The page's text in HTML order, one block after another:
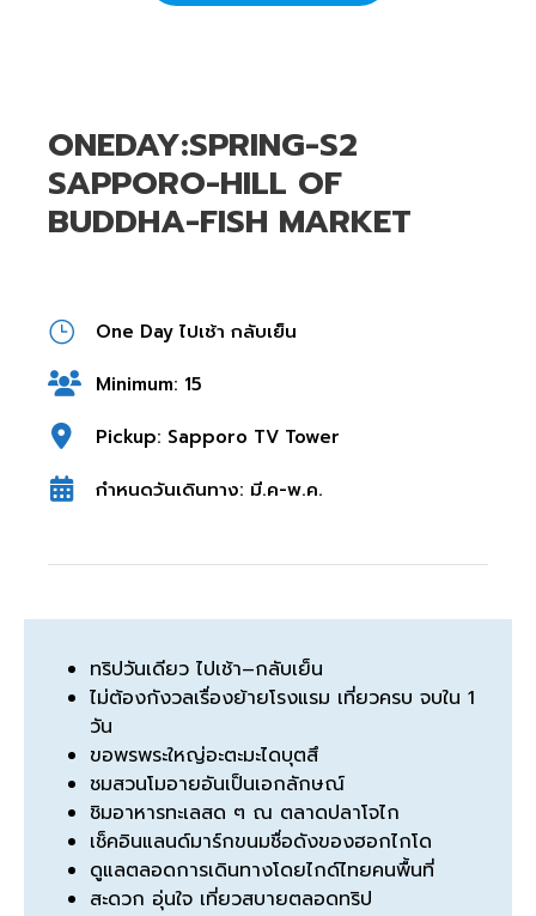
ONEDAY:SPRING-S2
SAPPORO-HILL OF
BUDDHA-FISH MARKET
One Day ไปเช้า กลับเย็น
Minimum: 15
Pickup: Sapporo TV Tower
กำหนดวันเดินทาง: มี.ค-พ.ค.
ทริปวันเดียว ไปเช้า–กลับเย็น
ไม่ต้องกังวลเรื่องย้ายโรงแรม เที่ยวครบ จบใน 1
วัน
ขอพรพระใหญ่อะตะมะไดบุตสึ
ชมสวนโมอายอันเป็นเอกลักษณ์
ชิมอาหารทะเลสด ๆ ณ ตลาดปลาโจไก
เช็คอินแลนด์มาร์กขนมชื่อดังของฮอกไกโด
ดูแลตลอดการเดินทางโดยไกด์ไทยคนพื้นที่
สะดวก อุ่นใจ เที่ยวสบายตลอดทริป